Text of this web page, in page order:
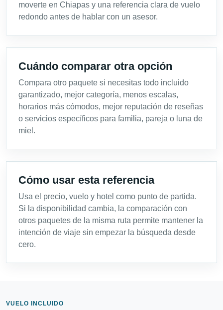
moverte en Chiapas y una referencia clara de vuelo
redondo antes de hablar con un asesor.
Cuándo comparar otra opción
Compara otro paquete si necesitas todo incluido
garantizado, mejor categoría, menos escalas,
horarios más cómodos, mejor reputación de reseñas
o servicios específicos para familia, pareja o luna de
miel.
Cómo usar esta referencia
Usa el precio, vuelo y hotel como punto de partida.
Si la disponibilidad cambia, la comparación con
otros paquetes de la misma ruta permite mantener la
intención de viaje sin empezar la búsqueda desde
cero.
VUELO INCLUIDO